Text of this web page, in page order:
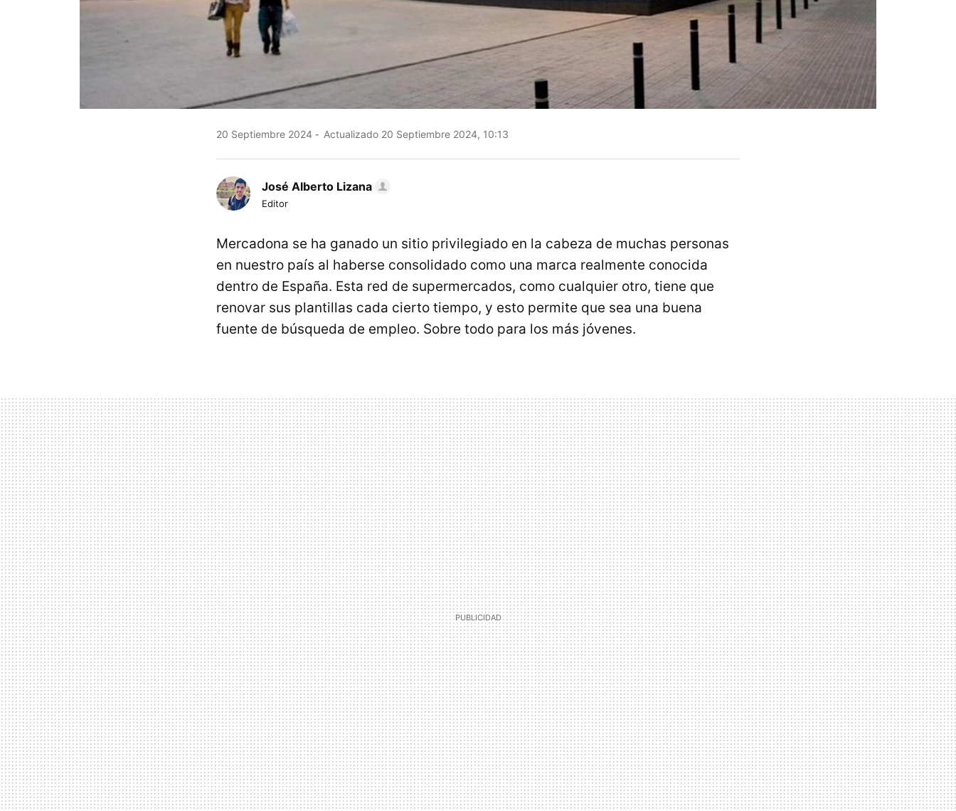
20 Septiembre 2024 Actualizado 20 Septiembre 2024, 10:13
José Alberto Lizana
Editor
Mercadona se ha ganado un sitio privilegiado en la cabeza de muchas personas
en nuestro país al haberse consolidado como una marca realmente conocida
dentro de España. Esta red de supermercados, como cualquier otro, tiene que
renovar sus plantillas cada cierto tiempo, y esto permite que sea una buena
fuente de búsqueda de empleo. Sobre todo para los más jóvenes.